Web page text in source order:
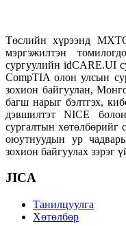
Төслийн хүрээнд
мэргэжилтэн
сургуулийн idCARE.UI
CompTIA олон улсын
зохион байгуулан,
багш нарыг бэлтгэх,
дэвшилтэт NICE
сургалтын хөтөлбөрийг
оюутнуудын ур
зохион байгуулах зэрэг
JICA
Танилцуулга
Хөтөлбөр